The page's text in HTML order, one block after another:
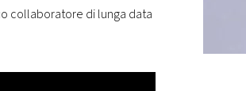
collaboratore di lunga data